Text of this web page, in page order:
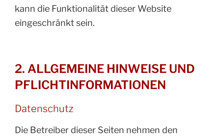
kann die Funktionalität dieser Website
eingeschränkt sein.
2. ALLGEMEINE HINWEISE UND
PFLICHT­INFORMATIONEN
Datenschutz
Die Betreiber dieser Seiten nehmen den